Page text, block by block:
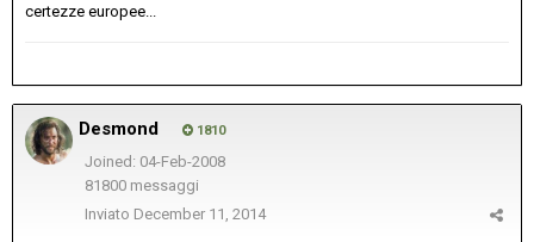
certezze europee...
Desmond 1810
Joined: 04-Feb-2008
81800 messaggi
Inviato December 11, 2014